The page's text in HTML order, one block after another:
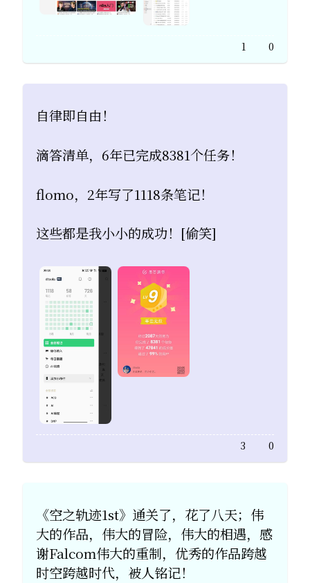
0
1
自律即自由！
​滴答清单，6年已完成8381个任务！
​flomo，2年写了1118条笔记！
​这些都是我小小的成功！[偷笑]
0
3
《空之轨迹1st》通关了，花了八天；伟
大的作品，伟大的冒险，伟大的相遇，感
谢Falcom伟大的重制，优秀的作品跨越
时空跨越时代，被人铭记！